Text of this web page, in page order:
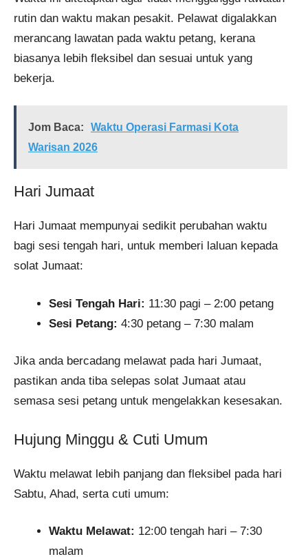
rutin dan waktu makan pesakit. Pelawat digalakkan
merancang lawatan pada waktu petang, kerana
biasanya lebih fleksibel dan sesuai untuk yang
bekerja.
Jom Baca:
Waktu Operasi Farmasi Kota
Warisan 2026
Hari Jumaat
Hari Jumaat mempunyai sedikit perubahan waktu
bagi sesi tengah hari, untuk memberi laluan kepada
solat Jumaat:
Sesi Tengah Hari: 11:30 pagi – 2:00 petang
Sesi Petang: 4:30 petang – 7:30 malam
Jika anda bercadang melawat pada hari Jumaat,
pastikan anda tiba selepas solat Jumaat atau
semasa sesi petang untuk mengelakkan kesesakan.
Hujung Minggu & Cuti Umum
Waktu melawat lebih panjang dan fleksibel pada hari
Sabtu, Ahad, serta cuti umum:
Waktu Melawat: 12:00 tengah hari – 7:30
malam